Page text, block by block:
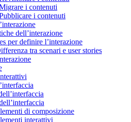
i contenuti
i contenuti
dell’interazione
per definire l’interazione
tra scenari e user stories
di composizione
interattivi